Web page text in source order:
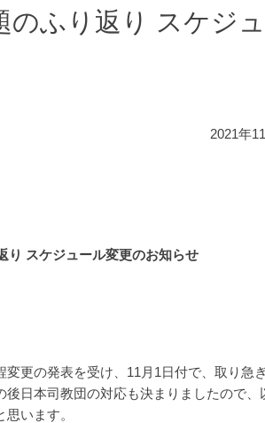
のふり返り スケジ
2021年
り スケジュール変更のお知らせ
更の発表を受け、11月1日付で、取り急
日本司教団の対応も決まりましたので、
います。